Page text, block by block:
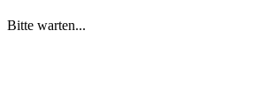
Bitte warten...